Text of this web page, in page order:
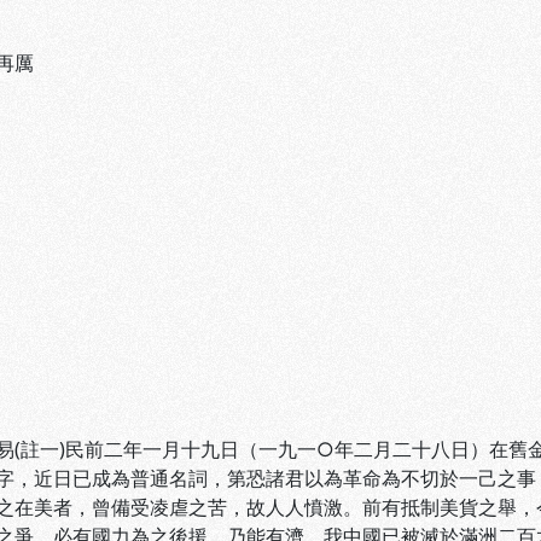
厲
(註一)民前二年一月十九日（一九一○年二月二十八日）在
，近日已成為普通名詞，第恐諸君以為革命為不切於一己之
在美者，曾備受凌虐之苦，故人人憤激。前有抵制美貨之舉